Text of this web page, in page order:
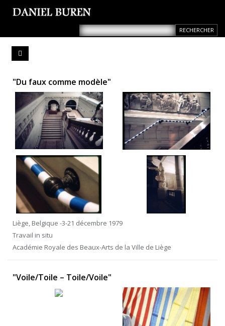
"Du faux comme modèle"
Liège, Belgique -3-21 décembre 1979
Travail in situ
Académie Royale des Beaux-Arts de la Ville de Liège
"Voile/Toile – Toile/Voile"